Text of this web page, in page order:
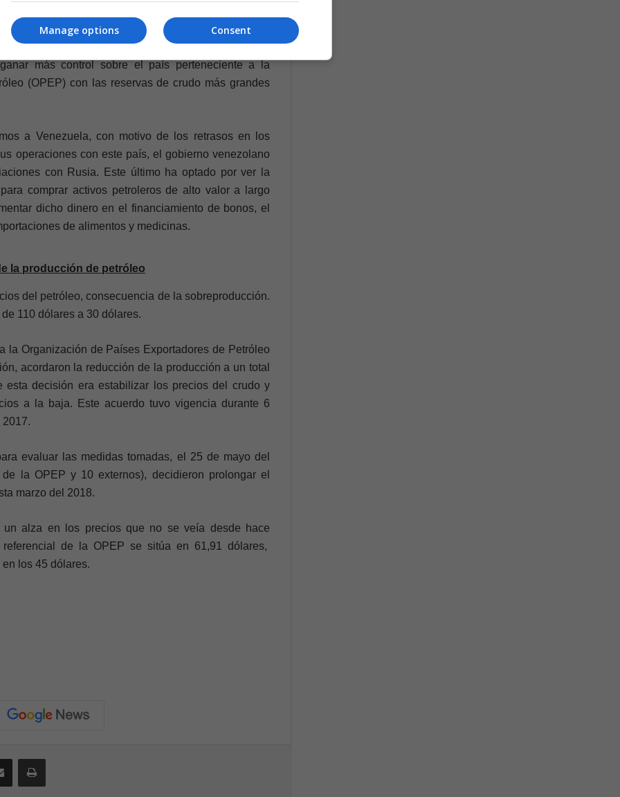
en una intermediaria en ventas de petróleo
en los mercados de energía de América
más control sobre el país perteneciente a la
(OPEP) con las reservas de crudo más grandes
a Venezuela, con motivo de los retrasos en los
operaciones con este país, el gobierno venezolano
con Rusia. Este último ha optado por ver la
comprar activos petroleros de alto valor a largo
dicho dinero en el financiamiento de bonos, el
de alimentos y medicinas.
la producción de petróleo
del petróleo, consecuencia de la sobreproducción.
110 dólares a 30 dólares.
la Organización de Países Exportadores de Petróleo
acordaron la reducción de la producción a un total
decisión era estabilizar los precios del crudo y
a la baja. Este acuerdo tuvo vigencia durante 6
2017.
evaluar las medidas tomadas, el 25 de mayo del
la OPEP y 10 externos), decidieron prolongar el
marzo del 2018.
alza en los precios que no se veía desde hace
de la OPEP se sitúa en 61,91 dólares,
los 45 dólares.
Consent
Manage options